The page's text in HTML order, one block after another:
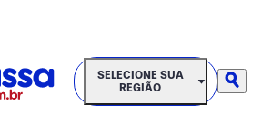
SELECIONE SUA REGIÃO
SELECIONE SUA
REGIÃO